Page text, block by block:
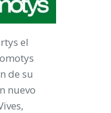
el
de su
nuevo